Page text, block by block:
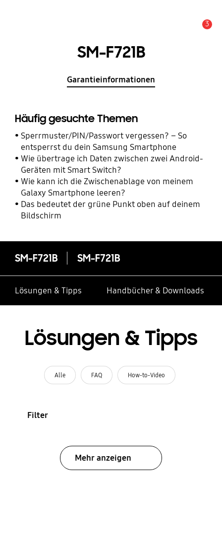
3
SM-F721B
Garantieinformationen
Häufig gesuchte Themen
Sperrmuster/PIN/Passwort vergessen? – So
entsperrst du dein Samsung Smartphone
Wie übertrage ich Daten zwischen zwei Android-
Geräten mit Smart Switch?
Wie kann ich die Zwischenablage von meinem
Galaxy Smartphone leeren?
Das bedeutet der grüne Punkt oben auf deinem
Bildschirm
SM-F721B SM-F721B
Lösungen & Tipps Handbücher & Downloads
Lösungen & Tipps
Alle FAQ How-to-Video
Filter
Mehr anzeigen